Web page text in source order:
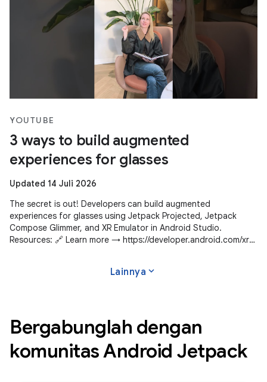
YOUTUBE
3 ways to build augmented
experiences for glasses
Updated 14 Juli 2026
The secret is out! Developers can build augmented
experiences for glasses using Jetpack Projected, Jetpack
Compose Glimmer, and XR Emulator in Android Studio.
Resources: 🔗 Learn more → https://developer.android.com/xr
Lainnya expand_more
Bergabunglah dengan
komunitas Android Jetpack